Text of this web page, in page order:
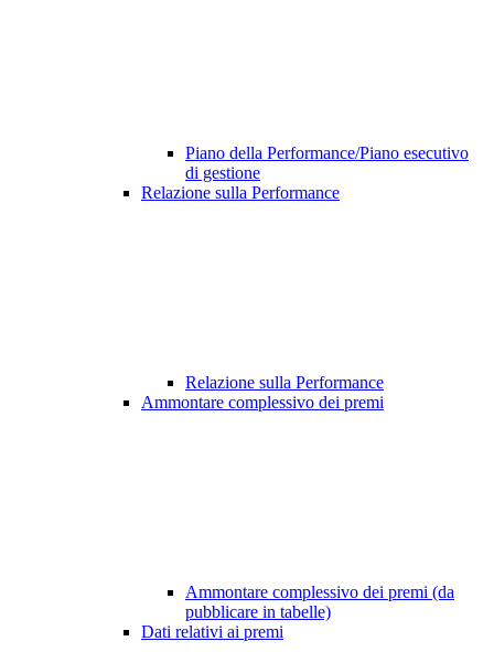
Piano della Performance/Piano esecutivo
di gestione
Relazione sulla Performance
Relazione sulla Performance
Ammontare complessivo dei premi
Ammontare complessivo dei premi (da
pubblicare in tabelle)
Dati relativi ai premi